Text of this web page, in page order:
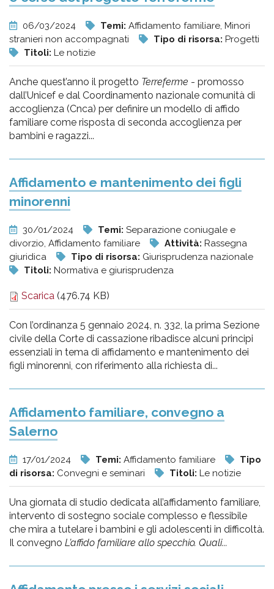
06/03/2024 Temi: Affidamento familiare, Minori
stranieri non accompagnati
Tipo di risorsa: Progetti
Titoli: Le notizie
Anche quest’anno il progetto Terreferme - promosso
dall’Unicef e dal Coordinamento nazionale comunità di
accoglienza (Cnca) per definire un modello di affido
familiare come risposta di seconda accoglienza per
bambini e ragazzi...
Affidamento e mantenimento dei figli
minorenni
30/01/2024 Temi: Separazione coniugale e
divorzio, Affidamento familiare
Attività: Rassegna
giuridica
Tipo di risorsa: Giurisprudenza nazionale
Titoli: Normativa e giurisprudenza
Scarica (476.74 KB)
Con l’ordinanza 5 gennaio 2024, n. 332, la prima Sezione
civile della Corte di cassazione ribadisce alcuni principi
essenziali in tema di affidamento e mantenimento dei
figli minorenni, con riferimento alla richiesta di...
Affidamento familiare, convegno a
Salerno
17/01/2024 Temi: Affidamento familiare
Tipo
di risorsa: Convegni e seminari Titoli: Le notizie
Una giornata di studio dedicata all’affidamento familiare,
intervento di sostegno sociale complesso e flessibile
che mira a tutelare i bambini e gli adolescenti in difficoltà.
Il convegno L’affido familiare allo specchio. Quali...